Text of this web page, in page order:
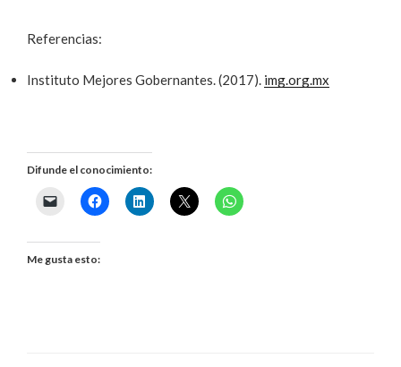
Referencias:
Instituto Mejores Gobernantes. (2017). img.org.mx
Difunde el conocimiento:
Me gusta esto: